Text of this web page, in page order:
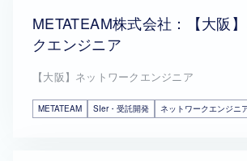
METATEAM株式会社：【大阪
クエンジニア
【大阪】ネットワークエンジニア
METATEAM SIer・受託開発 ネットワークエンジニ